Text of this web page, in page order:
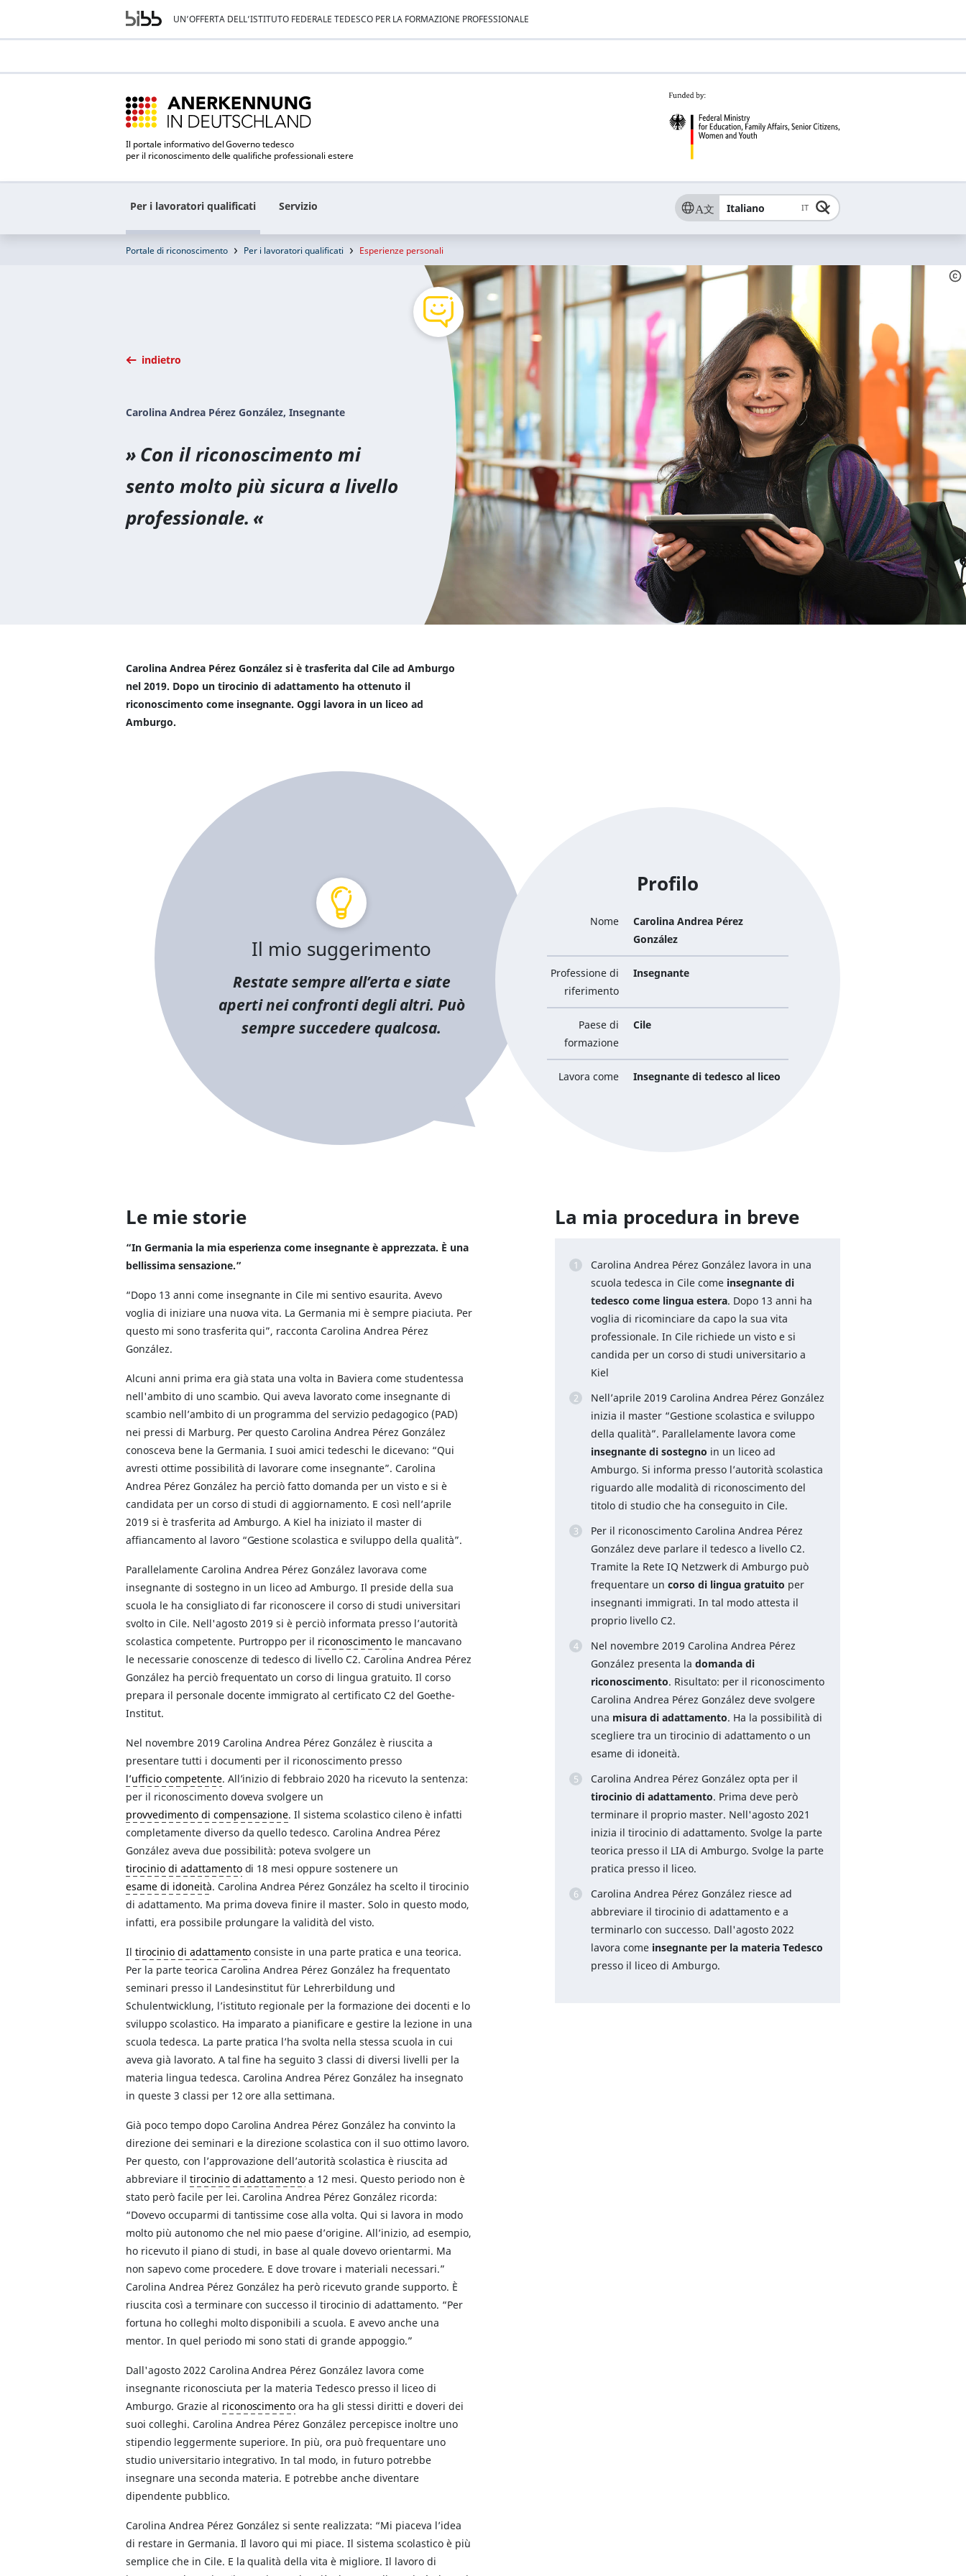
UN’OFFERTA DELL’ISTITUTO FEDERALE TEDESCO PER LA FORMAZIONE PROFESSIONALE
Il portale informativo del Governo tedesco
per il riconoscimento delle qualifiche professionali estere
Per i lavoratori qualificati Servizio Italiano IT
Portale di riconoscimento Per i lavoratori qualificati Esperienze personali
indietro
Carolina Andrea Pérez González, Insegnante
Con il riconoscimento mi
sento molto più sicura a livello
professionale.
Carolina Andrea Pérez González si è trasferita dal Cile ad Amburgo
nel 2019. Dopo un tirocinio di adattamento ha ottenuto il
riconoscimento come insegnante. Oggi lavora in un liceo ad
Amburgo.
Il mio suggerimento
Restate sempre all’erta e siate
aperti nei confronti degli altri. Può
sempre succedere qualcosa.
Profilo
Nome
Carolina Andrea Pérez
González
Professione di
riferimento
Insegnante
Paese di
formazione
Cile
Lavora come Insegnante di tedesco al liceo
Le mie storie
“In Germania la mia esperienza come insegnante è apprezzata. È una
bellissima sensazione.”
“Dopo 13 anni come insegnante in Cile mi sentivo esaurita. Avevo
voglia di iniziare una nuova vita. La Germania mi è sempre piaciuta. Per
questo mi sono trasferita qui”, racconta Carolina Andrea Pérez
González.
Alcuni anni prima era già stata una volta in Baviera come studentessa
nell'ambito di uno scambio. Qui aveva lavorato come insegnante di
scambio nell’ambito di un programma del servizio pedagogico (PAD)
nei pressi di Marburg. Per questo Carolina Andrea Pérez González
conosceva bene la Germania. I suoi amici tedeschi le dicevano: “Qui
avresti ottime possibilità di lavorare come insegnante”. Carolina
Andrea Pérez González ha perciò fatto domanda per un visto e si è
candidata per un corso di studi di aggiornamento. E così nell’aprile
2019 si è trasferita ad Amburgo. A Kiel ha iniziato il master di
affiancamento al lavoro “Gestione scolastica e sviluppo della qualità”.
Parallelamente Carolina Andrea Pérez González lavorava come
insegnante di sostegno in un liceo ad Amburgo. Il preside della sua
scuola le ha consigliato di far riconoscere il corso di studi universitari
svolto in Cile. Nell'agosto 2019 si è perciò informata presso l’autorità
scolastica competente. Purtroppo per il riconoscimentole mancavano
le necessarie conoscenze di tedesco di livello C2. Carolina Andrea Pérez
González ha perciò frequentato un corso di lingua gratuito. Il corso
prepara il personale docente immigrato al certificato C2 del Goethe-
Institut.
Nel novembre 2019 Carolina Andrea Pérez González è riuscita a
presentare tutti i documenti per il riconoscimento presso
l’ufficio competente. All’inizio di febbraio 2020 ha ricevuto la sentenza:
per il riconoscimento doveva svolgere un
provvedimento di compensazione. Il sistema scolastico cileno è infatti
completamente diverso da quello tedesco. Carolina Andrea Pérez
González aveva due possibilità: poteva svolgere un
tirocinio di adattamentodi 18 mesi oppure sostenere un
esame di idoneità. Carolina Andrea Pérez González ha scelto il tirocinio
di adattamento. Ma prima doveva finire il master. Solo in questo modo,
infatti, era possibile prolungare la validità del visto.
Il tirocinio di adattamento consiste in una parte pratica e una teorica.
Per la parte teorica Carolina Andrea Pérez González ha frequentato
seminari presso il Landesinstitut für Lehrerbildung und
Schulentwicklung, l’istituto regionale per la formazione dei docenti e lo
sviluppo scolastico. Ha imparato a pianificare e gestire la lezione in una
scuola tedesca. La parte pratica l’ha svolta nella stessa scuola in cui
aveva già lavorato. A tal fine ha seguito 3 classi di diversi livelli per la
materia lingua tedesca. Carolina Andrea Pérez González ha insegnato
in queste 3 classi per 12 ore alla settimana.
Già poco tempo dopo Carolina Andrea Pérez González ha convinto la
direzione dei seminari e la direzione scolastica con il suo ottimo lavoro.
Per questo, con l’approvazione dell’autorità scolastica è riuscita ad
abbreviare il tirocinio di adattamento a 12 mesi. Questo periodo non è
stato però facile per lei. Carolina Andrea Pérez González ricorda:
“Dovevo occuparmi di tantissime cose alla volta. Qui si lavora in modo
molto più autonomo che nel mio paese d’origine. All’inizio, ad esempio,
ho ricevuto il piano di studi, in base al quale dovevo orientarmi. Ma
non sapevo come procedere. E dove trovare i materiali necessari.”
Carolina Andrea Pérez González ha però ricevuto grande supporto. È
riuscita così a terminare con successo il tirocinio di adattamento. “Per
fortuna ho colleghi molto disponibili a scuola. E avevo anche una
mentor. In quel periodo mi sono stati di grande appoggio.”
Dall'agosto 2022 Carolina Andrea Pérez González lavora come
insegnante riconosciuta per la materia Tedesco presso il liceo di
Amburgo. Grazie al riconoscimento ora ha gli stessi diritti e doveri dei
suoi colleghi. Carolina Andrea Pérez González percepisce inoltre uno
stipendio leggermente superiore. In più, ora può frequentare uno
studio universitario integrativo. In tal modo, in futuro potrebbe
insegnare una seconda materia. E potrebbe anche diventare
dipendente pubblico.
Carolina Andrea Pérez González si sente realizzata: “Mi piaceva l’idea
di restare in Germania. Il lavoro qui mi piace. Il sistema scolastico è più
semplice che in Cile. E la qualità della vita è migliore. Il lavoro di
La mia procedura in breve
Carolina Andrea Pérez González lavora in una
scuola tedesca in Cile come insegnante di
tedesco come lingua estera. Dopo 13 anni ha
voglia di ricominciare da capo la sua vita
professionale. In Cile richiede un visto e si
candida per un corso di studi universitario a
Kiel
Nell’aprile 2019 Carolina Andrea Pérez González
inizia il master “Gestione scolastica e sviluppo
della qualità”. Parallelamente lavora come
insegnante di sostegno in un liceo ad
Amburgo. Si informa presso l’autorità scolastica
riguardo alle modalità di riconoscimento del
titolo di studio che ha conseguito in Cile.
Per il riconoscimento Carolina Andrea Pérez
González deve parlare il tedesco a livello C2.
Tramite la Rete IQ Netzwerk di Amburgo può
frequentare uncorso di lingua gratuito per
insegnanti immigrati. In tal modo attesta il
proprio livello C2.
Nel novembre 2019 Carolina Andrea Pérez
González presenta ladomanda di
riconoscimento. Risultato: per il riconoscimento
Carolina Andrea Pérez González deve svolgere
una misura di adattamento. Ha la possibilità di
scegliere tra un tirocinio di adattamento o un
esame di idoneità.
Carolina Andrea Pérez González opta per il
tirocinio di adattamento. Prima deve però
terminare il proprio master. Nell'agosto 2021
inizia il tirocinio di adattamento. Svolge la parte
teorica presso il LIA di Amburgo. Svolge la parte
pratica presso il liceo.
Carolina Andrea Pérez González riesce ad
abbreviare il tirocinio di adattamento e a
terminarlo con successo. Dall'agosto 2022
lavora come insegnante per la materia Tedesco
presso il liceo di Amburgo.